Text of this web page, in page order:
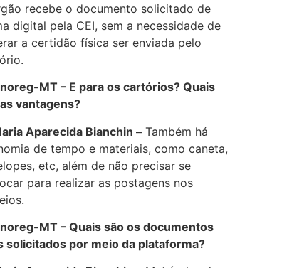
recebe o documento solicitado de
digital pela CEI, sem a necessidade de
a certidão física ser enviada pelo
MT – E para os cartórios? Quais
vantagens?
Aparecida Bianchin –Também há
de tempo e materiais, como caneta,
etc, além de não precisar se
para realizar as postagens nos
MT – Quais são os documentos
solicitados por meio da plataforma?